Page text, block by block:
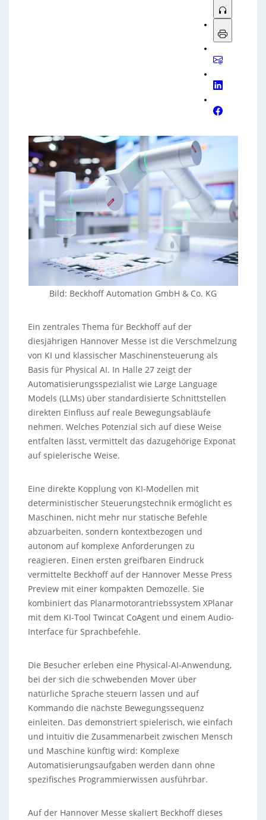
Bild: Beckhoff Automation GmbH & Co. KG
Ein zentrales Thema für Beckhoff auf der
diesjährigen Hannover Messe ist die Verschmelzung
von KI und klassischer Maschinensteuerung als
Basis für Physical AI. In Halle 27 zeigt der
Automatisierungsspezialist wie Large Language
Models (LLMs) über standardisierte Schnittstellen
direkten Einfluss auf reale Bewegungsabläufe
nehmen. Welches Potenzial sich auf diese Weise
entfalten lässt, vermittelt das dazugehörige Exponat
auf spielerische Weise.
Eine direkte Kopplung von KI-Modellen mit
deterministischer Steuerungstechnik ermöglicht es
Maschinen, nicht mehr nur statische Befehle
abzuarbeiten, sondern kontextbezogen und
autonom auf komplexe Anforderungen zu
reagieren. Einen ersten greifbaren Eindruck
vermittelte Beckhoff auf der Hannover Messe Press
Preview mit einer kompakten Demozelle. Sie
kombiniert das Planarmotorantriebssystem XPlanar
mit dem KI-Tool Twincat CoAgent und einem Audio-
Interface für Sprachbefehle.
Die Besucher erleben eine Physical-AI-Anwendung,
bei der sich die schwebenden Mover über
natürliche Sprache steuern lassen und auf
Kommando die nächste Bewegungssequenz
einleiten. Das demonstriert spielerisch, wie einfach
und intuitiv die Zusammenarbeit zwischen Mensch
und Maschine künftig wird: Komplexe
Automatisierungsaufgaben werden dann ohne
spezifisches Programmierwissen ausführbar.
Auf der Hannover Messe skaliert Beckhoff dieses